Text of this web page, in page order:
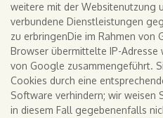
weitere mit der Websitenutzung
verbundene Dienstleistungen
zu erbringenDie im Rahmen von
Browser übermittelte IP-Adresse
von Google zusammengeführt.
Cookies durch eine
Software verhindern; wir weisen
in diesem Fall gegebenenfalls